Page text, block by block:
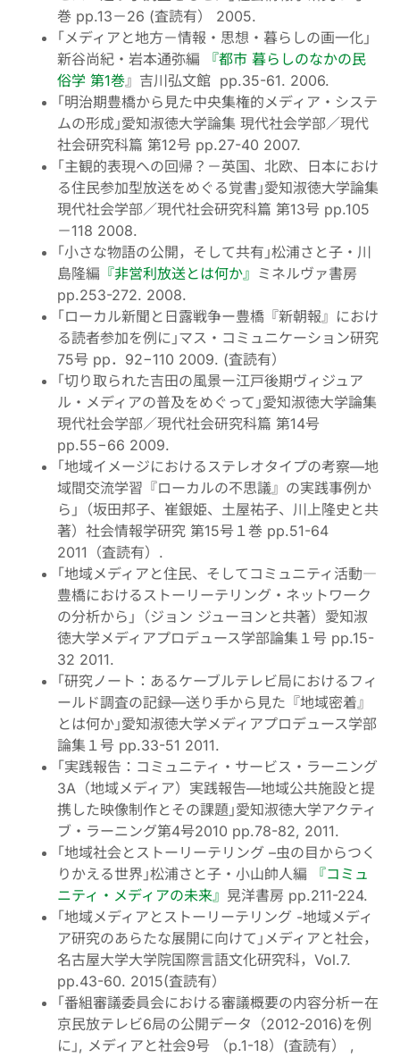
巻 pp.13－26 (査読有） 2005.
｢メディアと地方－情報・思想・暮らしの画一化｣
新谷尚紀・岩本通弥編
『都市 暮らしのなかの民
俗学 第1巻』吉川弘文館 pp.35-61. 2006.
｢明治期豊橋から見た中央集権的メディア・システ
ムの形成｣愛知淑徳大学論集 現代社会学部／現代
社会研究科篇 第12号 pp.27-40 2007.
｢主観的表現への回帰？－英国、北欧、日本におけ
る住民参加型放送をめぐる覚書｣愛知淑徳大学論集
現代社会学部／現代社会研究科篇 第13号 pp.105
－118 2008.
｢小さな物語の公開，そして共有｣松浦さと子・川
島隆編 『非営利放送とは何か』 ミネルヴァ書房
pp.253-272. 2008.
｢ローカル新聞と日露戦争ー豊橋『新朝報』におけ
る読者参加を例に｣マス・コミュニケーション研究
75号 pp．92−110 2009. (査読有）
｢切り取られた吉田の風景ー江戸後期ヴィジュア
ル・メディアの普及をめぐって｣愛知淑徳大学論集
現代社会学部／現代社会研究科篇 第14号
pp.55−66 2009.
｢地域イメージにおけるステレオタイプの考察—地
域間交流学習『ローカルの不思議』の実践事例か
ら｣（坂田邦子、崔銀姫、土屋祐子、川上隆史と共
著）社会情報学研究 第15号１巻 pp.51-64
2011（査読有）.
｢地域メディアと住民、そしてコミュニティ活動―
豊橋におけるストーリーテリング・ネットワーク
の分析から｣（ジョン ジューヨンと共著）愛知淑
徳大学メディアプロデュース学部論集１号 pp.15-
32 2011.
｢研究ノート：あるケーブルテレビ局におけるフィ
ールド調査の記録—送り手から見た『地域密着』
とは何か｣愛知淑徳大学メディアプロデュース学部
論集１号 pp.33-51 2011.
｢実践報告：コミュニティ・サービス・ラーニング
3A（地域メディア）実践報告—地域公共施設と提
携した映像制作とその課題｣愛知淑徳大学アクティ
ブ・ラーニング第4号2010 pp.78-82, 2011.
｢地域社会とストーリーテリング –虫の目からつく
りかえる世界｣松浦さと子・小山帥人編
『コミュ
ニティ・メディアの未来』 晃洋書房 pp.211-224.
｢地域メディアとストーリーテリング -地域メディ
ア研究のあらたな展開に向けて｣メディアと社会，
名古屋大学大学院国際言語文化研究科，Vol.7.
pp.43-60. 2015(査読有）
｢番組審議委員会における審議概要の内容分析ー在
京民放テレビ6局の公開データ（2012-2016)を例
に｣, メディアと社会9号 （p.1-18）(査読有） ,